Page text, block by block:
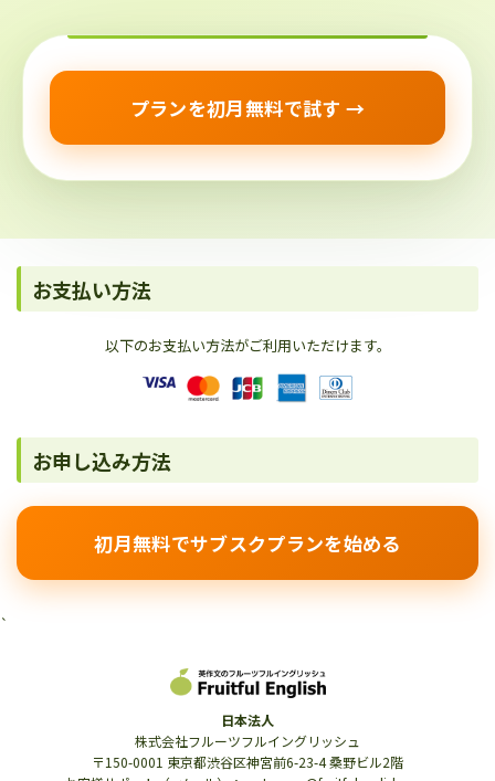
プランを初月無料で試す →
お支払い方法
以下のお支払い方法がご利用いただけます。
お申し込み方法
初月無料でサブスクプランを始める
`
日本法人
株式会社フルーツフルイングリッシュ
〒150-0001 東京都渋谷区神宮前6-23-4 桑野ビル2階